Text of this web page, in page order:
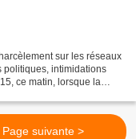
sur les réseaux
politiques, intimidations
ce matin, lorsque la
Page suivante >